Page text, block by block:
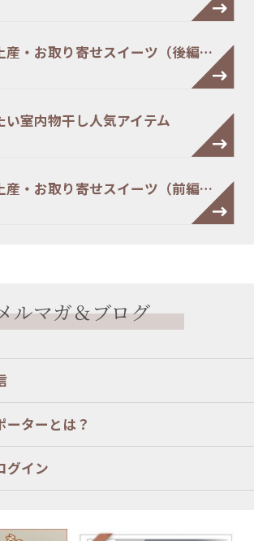
産・お取り寄せスイーツ（後編…
い室内物干し人気アイテム
産・お取り寄せスイーツ（前編…
ルマガ＆ブログ
ーターとは？
グイン